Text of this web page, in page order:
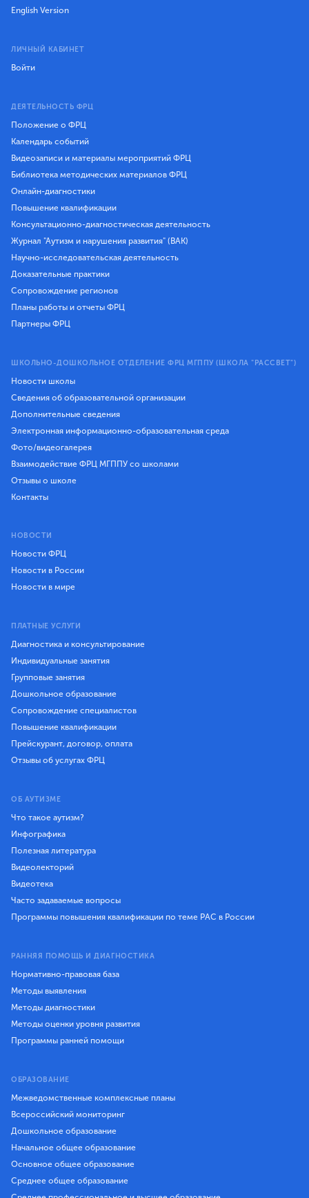
English Version
ЛИЧНЫЙ КАБИНЕТ
Войти
ДЕЯТЕЛЬНОСТЬ ФРЦ
Положение о ФРЦ
Календарь событий
Видеозаписи и материалы мероприятий ФРЦ
Библиотека методических материалов ФРЦ
Онлайн-диагностики
Повышение квалификации
Консультационно-диагностическая деятельность
Журнал "Аутизм и нарушения развития" (ВАК)
Научно-исследовательская деятельность
Доказательные практики
Сопровождение регионов
Планы работы и отчеты ФРЦ
Партнеры ФРЦ
ШКОЛЬНО-ДОШКОЛЬНОЕ ОТДЕЛЕНИЕ ФРЦ МГППУ (ШКОЛА "РАССВЕТ")
Новости школы
Сведения об образовательной организации
Дополнительные сведения
Электронная информационно-образовательная среда
Фото/видеогалерея
Взаимодействие ФРЦ МГППУ со школами
Отзывы о школе
Контакты
НОВОСТИ
Новости ФРЦ
Новости в России
Новости в мире
ПЛАТНЫЕ УСЛУГИ
Диагностика и консультирование
Индивидуальные занятия
Групповые занятия
Дошкольное образование
Сопровождение специалистов
Повышение квалификации
Прейскурант, договор, оплата
Отзывы об услугах ФРЦ
ОБ АУТИЗМЕ
Что такое аутизм?
Инфографика
Полезная литература
Видеолекторий
Видеотека
Часто задаваемые вопросы
Программы повышения квалификации по теме РАС в России
РАННЯЯ ПОМОЩЬ И ДИАГНОСТИКА
Нормативно-правовая база
Методы выявления
Методы диагностики
Методы оценки уровня развития
Программы ранней помощи
ОБРАЗОВАНИЕ
Межведомственные комплексные планы
Всероссийский мониторинг
Дошкольное образование
Начальное общее образование
Основное общее образование
Среднее общее образование